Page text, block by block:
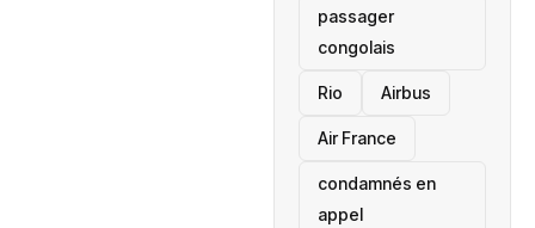
passager
congolais
Rio Airbus
Air France
condamnés en
appel